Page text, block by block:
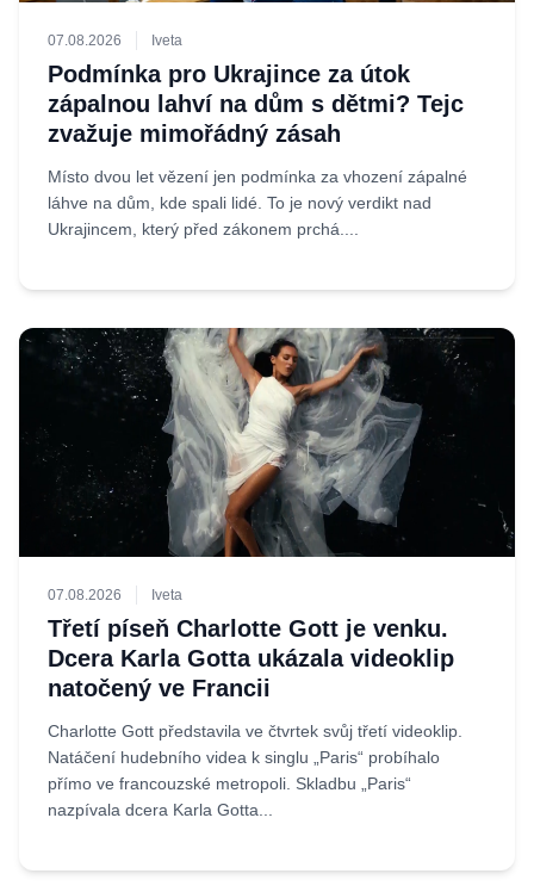
07.08.2026 Iveta
Podmínka pro Ukrajince za útok
zápalnou lahví na dům s dětmi? Tejc
zvažuje mimořádný zásah
Místo dvou let vězení jen podmínka za vhození zápalné
láhve na dům, kde spali lidé. To je nový verdikt nad
Ukrajincem, který před zákonem prchá....
07.08.2026 Iveta
Třetí píseň Charlotte Gott je venku.
Dcera Karla Gotta ukázala videoklip
natočený ve Francii
Charlotte Gott představila ve čtvrtek svůj třetí videoklip.
Natáčení hudebního videa k singlu „Paris“ probíhalo
přímo ve francouzské metropoli. Skladbu „Paris“
nazpívala dcera Karla Gotta...